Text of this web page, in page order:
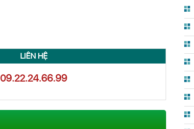
LIÊN HỆ
09.22.24.66.99